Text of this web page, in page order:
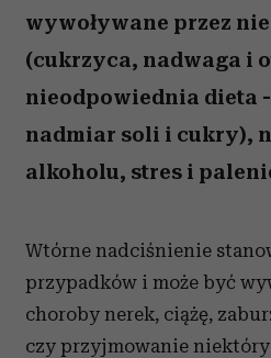
wywoływane przez
(cukrzyca, nadwaga i
nieodpowiednia dieta
nadmiar soli i cukry),
alkoholu, stres i
Wtórne nadciśnienie
przypadków i może być
choroby nerek, ciążę,
czy przyjmowanie